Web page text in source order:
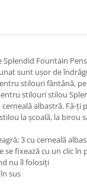
Splendid Fountain
sunt ușor de
stilouri fântână,
stilouri stilou
albastră. Fă-ți
la școală, la birou
3 cu cerneală
se fixează cu un clic în
nu îl folosiți
sus